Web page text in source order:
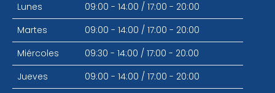
Lunes
09:00 - 14:00 / 17:00 - 20:00
Martes
09:00 - 14:00 / 17:00 - 20:00
Miércoles
09:30 - 14:00 / 17:00 - 20:00
Jueves
09:00 - 14:00 / 17:00 - 20:00